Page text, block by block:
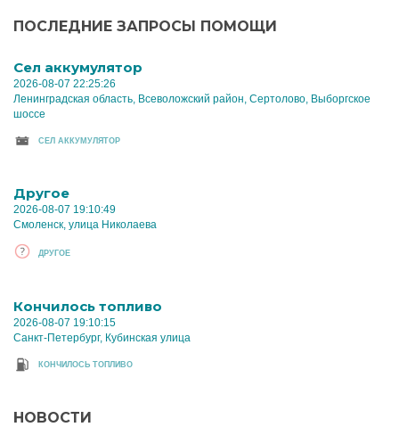
ПОСЛЕДНИЕ ЗАПРОСЫ ПОМОЩИ
Cел аккумулятор
2026-08-07 22:25:26
Ленинградская область, Всеволожский район, Сертолово, Выборгское
шоссе
CЕЛ АККУМУЛЯТОР
Другое
2026-08-07 19:10:49
Смоленск, улица Николаева
ДРУГОЕ
Кончилось топливо
2026-08-07 19:10:15
Санкт-Петербург, Кубинская улица
КОНЧИЛОСЬ ТОПЛИВО
НОВОСТИ